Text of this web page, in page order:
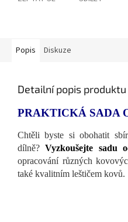
Popis Diskuze
Detailní popis produktu
PRAKTICKÁ SADA
Chtěli byste si obohatit
dílně?Vyzkoušejte sadu
opracování různých
také kvalitním leštičem kovů.